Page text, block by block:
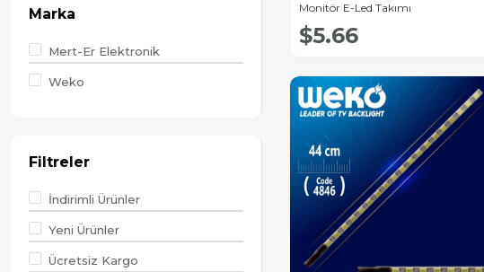
Axen Led Bar
Sharp Led Bar
Crown Led Bar
Yumatu Led Bar
Navitech Led Bar
Marka
Mert-Er Elektronik
Weko
Filtreler
İndirimli Ürünler
Yeni Ürünler
Ücretsiz Kargo
Monitör E-Led Takımı
$5.66